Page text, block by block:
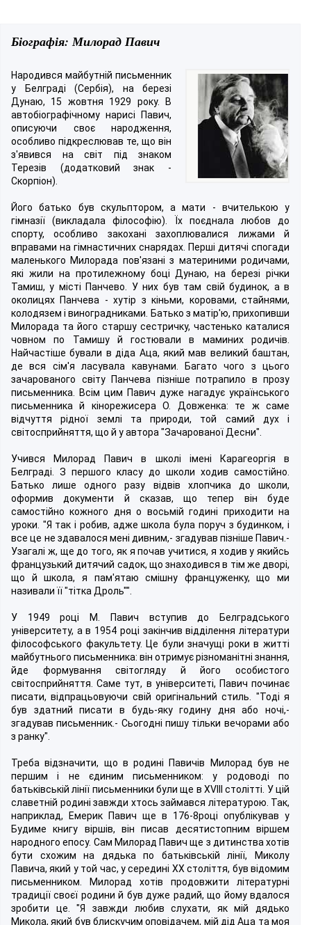
Біографія: Милорад Павич
Народився майбутній письменник
у Белграді (Сербія), на березі
Дунаю, 15 жовтня 1929 року. В
автобіографічному нарисі Павич,
описуючи своє народження,
особливо підкреслював те, що він
з'явився на світ під знаком
Терезів (додатковий знак -
Скорпіон).
Його батько був скульптором, а мати - вчителькою у
гімназії (викладала філософію). Їх поєднала любов до
спорту, особливо закохані захоплювалися лижами й
вправами на гімнастичних снарядах. Перші дитячі спогади
маленького Милорада пов'язані з материними родичами,
які жили на протилежному боці Дунаю, на березі річки
Тамиш, у місті Панчево. У них був там свій будинок, а в
околицях Панчева - хутір з кіньми, коровами, стайнями,
колодязем і виноградниками. Батько з матір'ю, прихопивши
Милорада та його старшу сестричку, частенько каталися
човном по Тамишу й гостювали в маминих родичів.
Найчастіше бували в діда Аца, який мав великий баштан,
де вся сім'я ласувала кавунами. Багато чого з цього
зачарованого світу Панчева пізніше потрапило в прозу
письменника. Всім цим Павич дуже нагадує українського
письменника й кінорежисера О. Довженка: те ж саме
відчуття рідної землі та природи, той самий дух і
світосприйняття, що й у автора "Зачарованої Десни".
Учився Милорад Павич в школі імені Карагеоргія в
Белграді. З першого класу до школи ходив самостійно.
Батько лише одного разу відвів хлопчика до школи,
оформив документи й сказав, що тепер він буде
самостійно кожного дня о восьмій годині приходити на
уроки. "Я так і робив, адже школа була поруч з будинком, і
все це не здавалося мені дивним,- згадував пізніше Павич.-
Узагалі ж, ще до того, як я почав учитися, я ходив у якийсь
французький дитячий садок, що знаходився в тім же дворі,
що й школа, я пам'ятаю смішну француженку, що ми
називали її "тітка Дроль"".
У 1949 році М. Павич вступив до Белградського
університету, а в 1954 році закінчив відділення літератури
філософського факультету. Це були значущі роки в житті
майбутнього письменника: він отримує різноманітні знання,
йде формування світогляду й його особистого
світосприйняття. Саме тут, в університеті, Павич починає
писати, відпрацьовуючи свій оригінальний стиль. "Тоді я
був здатний писати в будь-яку годину дня або ночі,-
згадував письменник.- Сьогодні пишу тільки вечорами або
з ранку".
Треба відзначити, що в родині Павичів Милорад був не
першим і не єдиним письменником: у родоводі по
батьківській лінії письменники були ще в XVIII столітті. У цій
славетній родині завжди хтось займався літературою. Так,
наприклад, Емерик Павич ще в 176-8році опублікував у
Будиме книгу віршів, він писав десятистопним віршем
народного епосу. Сам Милорад Павич ще з дитинства хотів
бути схожим на дядька по батьківській лінії, Миколу
Павича, який у той час, у середині XX століття, був відомим
письменником. Милорад хотів продовжити літературні
традиції своєї родини й був дуже радий, що йому вдалося
зробити це. "Я завжди любив слухати, як мій дядько
Микола, який був блискучим оповідачем, мій дід Аца та моя